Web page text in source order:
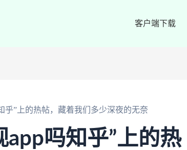
客户端下载
乎”上的热帖，藏着我们多少深夜的无奈
app吗知乎”上的热